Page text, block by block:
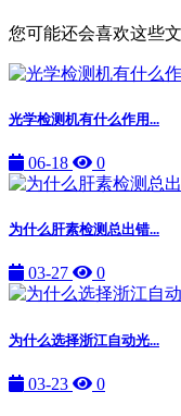
您可能还会喜欢这些
光学检测机有什么作用...
06-18 0
为什么肝素检测总出错...
03-27 0
为什么选择浙江自动光...
03-23 0